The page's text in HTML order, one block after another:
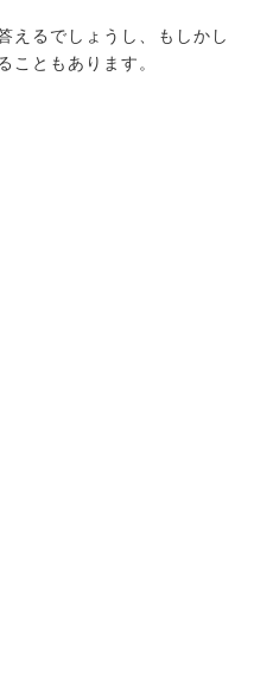
えるでしょうし、もしかし
こともあります。